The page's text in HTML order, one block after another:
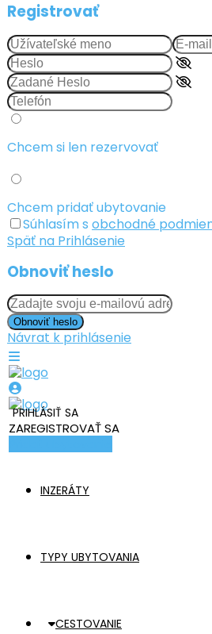
Registrovať
Chcem si len rezervovať
Chcem pridať ubytovanie
Súhlasím s obchodné
Späť na Prihlásenie
Obnoviť heslo
Obnoviť heslo
Návrat k prihlásenie
PRIHLÁSIŤ SA
ZAREGISTROVAŤ SA
INZERÁTY
TYPY UBYTOVANIA
CESTOVANIE